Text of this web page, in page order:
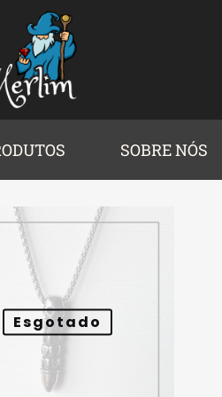
SOBRE NÓS
Esgotado